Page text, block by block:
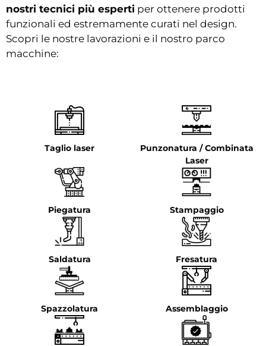
nostri tecnici più esperti per ottenere prodotti
funzionali ed estremamente curati nel design.
Scopri le nostre lavorazioni e il nostro parco
macchine:
Taglio laser
Punzonatura / Combinata
Laser
Piegatura Stampaggio
Saldatura Fresatura
Spazzolatura Assemblaggio